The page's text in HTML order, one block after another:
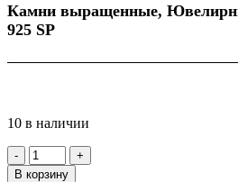
Камни выращенные,
925 SP
10 в наличии
В корзину